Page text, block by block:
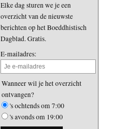
Elke dag sturen we je een
overzicht van de nieuwste
berichten op het Boeddhistisch
Dagblad. Gratis.
E-mailadres:
Wanneer wil je het overzicht
ontvangen?
's ochtends om 7:00
's avonds om 19:00